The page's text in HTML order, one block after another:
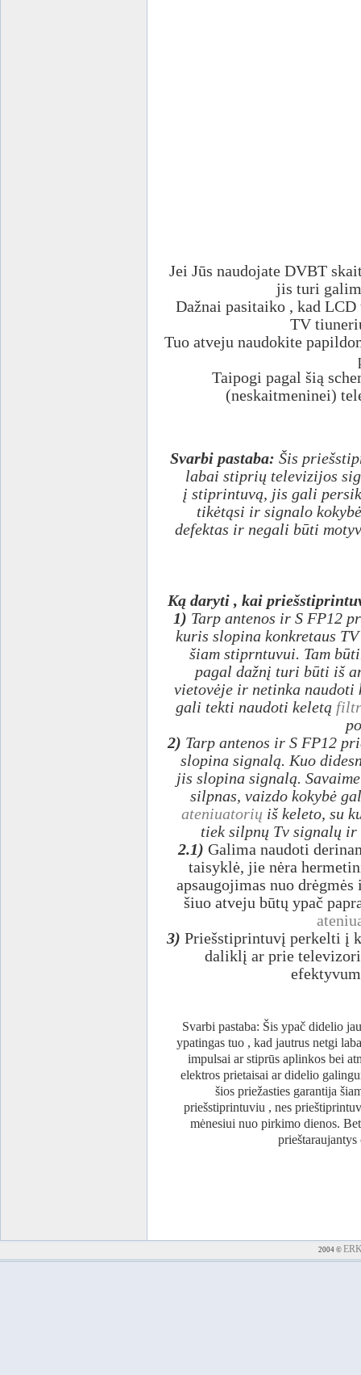
Jei Jūs naudojate DVBT
jis turi
Dažnai pasitaiko , kad
TV
Tuo atveju naudokite
Taipogi pagal šią
(neskaitmeninei)
Svarbi pastaba: Šis
labai stiprių televizijos
į stiprintuvą, jis gali
tikėtąsi ir signalo
defektas ir negali būti
Ką daryti , kai
1) Tarp antenos ir S FP12
kuris slopina konkretaus
šiam stiprntuvui. Tam
pagal dažnį turi būti iš
vietovėje ir netinka
gali tekti naudoti keletą
2) Tarp antenos ir S FP12
slopina signalą. Kuo
jis slopina signalą.
silpnas, vaizdo kokybė
ateniuatorių iš keleto, su
tiek silpnų Tv signalų ir
2.1) Galima naudoti
taisyklė, jie nėra
apsaugojimas nuo
šiuo atveju būtų ypač
3) Priešstiprintuvį perkelti į
daliklį ar prie
Svarbi pastaba: Šis ypač didelio
ypatingas tuo , kad jautrus netgi
impulsai ar stiprūs aplinkos bei
elektros prietaisai ar didelio
šios priežasties garantija
priešstiprintuviu , nes
mėnesiui nuo pirkimo dienos.
2004 ©